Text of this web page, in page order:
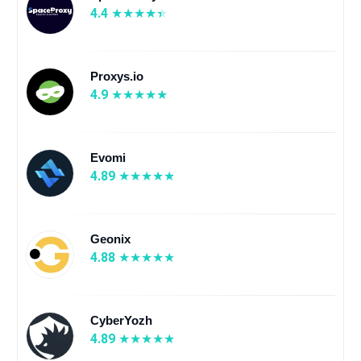
4.4
Proxys.io
4.9
Evomi
4.89
Geonix
4.88
CyberYozh
4.89